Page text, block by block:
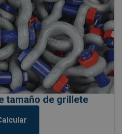
tamaño de grillete